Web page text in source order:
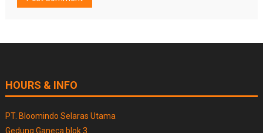
HOURS & INFO
PT. Bloomindo Selaras Utama
Gedung Ganeca blok 3